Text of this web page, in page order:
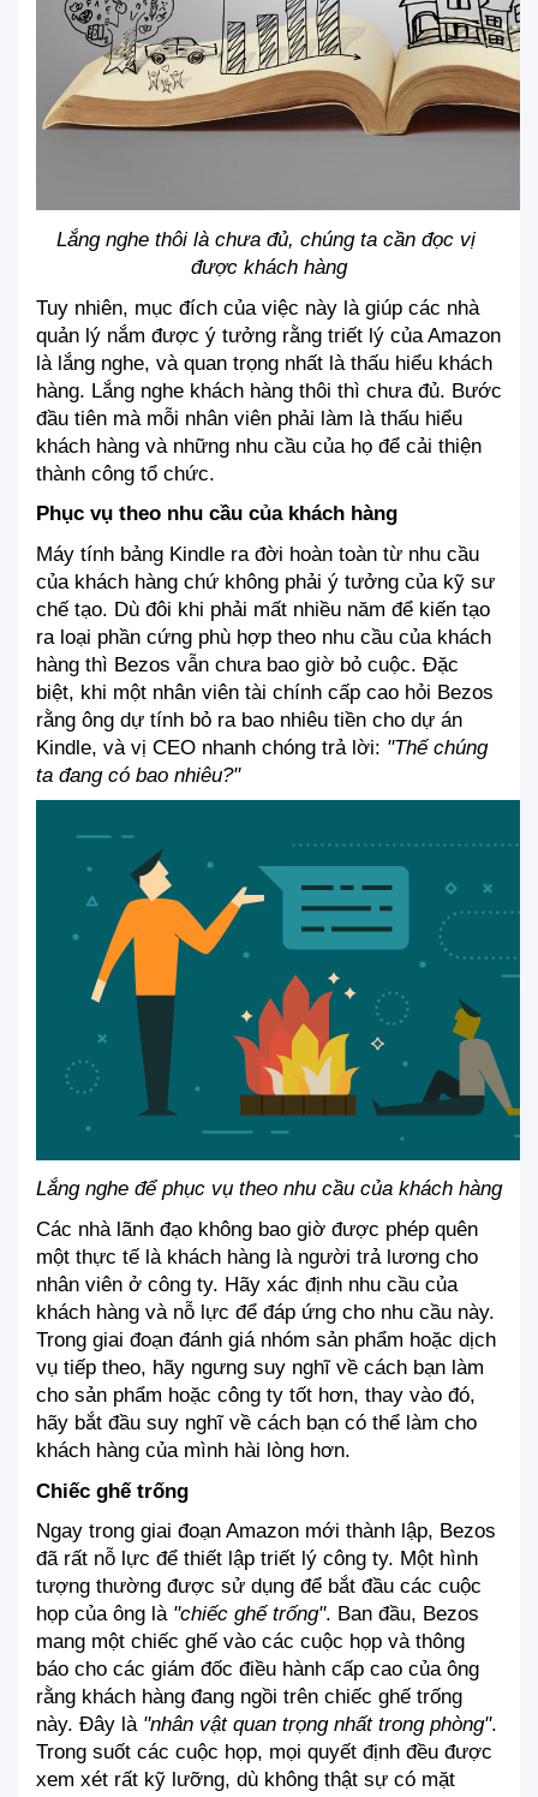
Lắng nghe thôi là chưa đủ, chúng ta cần đọc vị
được khách hàng
Tuy nhiên, mục đích của việc này là giúp các nhà
quản lý nắm được ý tưởng rằng triết lý của Amazon
là lắng nghe, và quan trọng nhất là thấu hiểu khách
hàng. Lắng nghe khách hàng thôi thì chưa đủ. Bước
đầu tiên mà mỗi nhân viên phải làm là thấu hiểu
khách hàng và những nhu cầu của họ để cải thiện
thành công tổ chức.
Phục vụ theo nhu cầu của khách hàng
Máy tính bảng Kindle ra đời hoàn toàn từ nhu cầu
của khách hàng chứ không phải ý tưởng của kỹ sư
chế tạo. Dù đôi khi phải mất nhiều năm để kiến tạo
ra loại phần cứng phù hợp theo nhu cầu của khách
hàng thì Bezos vẫn chưa bao giờ bỏ cuộc. Đặc
biệt, khi một nhân viên tài chính cấp cao hỏi Bezos
rằng ông dự tính bỏ ra bao nhiêu tiền cho dự án
Kindle, và vị CEO nhanh chóng trả lời: "Thế chúng
ta đang có bao nhiêu?"
Lắng nghe để phục vụ theo nhu cầu của khách hàng
Các nhà lãnh đạo không bao giờ được phép quên
một thực tế là khách hàng là người trả lương cho
nhân viên ở công ty. Hãy xác định nhu cầu của
khách hàng và nỗ lực để đáp ứng cho nhu cầu này.
Trong giai đoạn đánh giá nhóm sản phẩm hoặc dịch
vụ tiếp theo, hãy ngưng suy nghĩ về cách bạn làm
cho sản phẩm hoặc công ty tốt hơn, thay vào đó,
hãy bắt đầu suy nghĩ về cách bạn có thể làm cho
khách hàng của mình hài lòng hơn.
Chiếc ghế trống
Ngay trong giai đoạn Amazon mới thành lập, Bezos
đã rất nỗ lực để thiết lập triết lý công ty. Một hình
tượng thường được sử dụng để bắt đầu các cuộc
họp của ông là "chiếc ghế trống". Ban đầu, Bezos
mang một chiếc ghế vào các cuộc họp và thông
báo cho các giám đốc điều hành cấp cao của ông
rằng khách hàng đang ngồi trên chiếc ghế trống
này. Đây là "nhân vật quan trọng nhất trong phòng".
Trong suốt các cuộc họp, mọi quyết định đều được
xem xét rất kỹ lưỡng, dù không thật sự có mặt